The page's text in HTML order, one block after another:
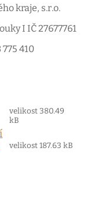
kraje, s.r.o.
I IČ 27677761
775 410
velikost 380.49
kB
velikost 187.63 kB